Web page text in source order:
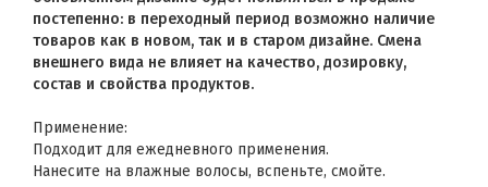
постепенно: в переходный период возможно наличие
товаров как в новом, так и в старом дизайне. Смена
внешнего вида не влияет на качество, дозировку,
состав и свойства продуктов.
Применение:
Подходит для ежедневного применения.
Нанесите на влажные волосы, вспеньте, смойте.